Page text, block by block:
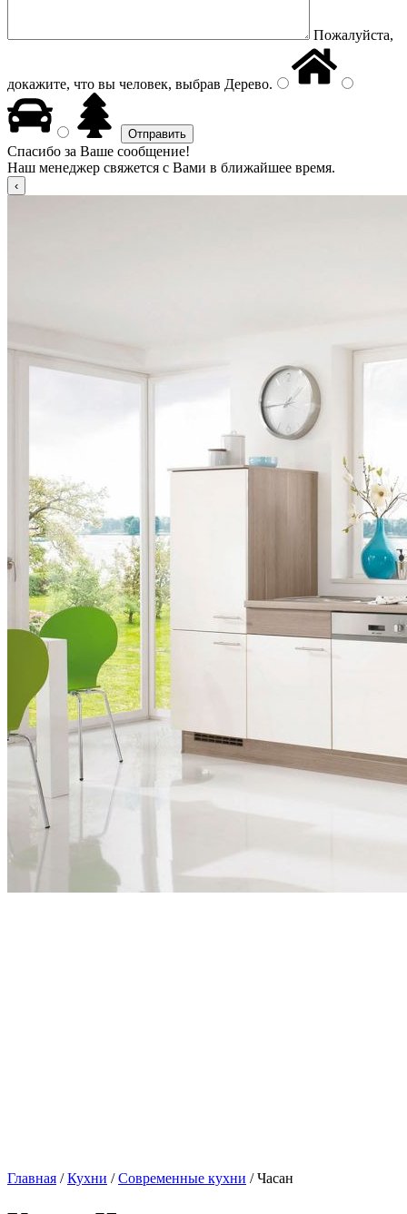
Пожалуйста,
докажите, что вы человек, выбрав Дерево.
Спасибо за Ваше сообщение!
Наш менеджер свяжется с Вами в ближайшее время.
Главная /Кухни /Современные кухни / Часан